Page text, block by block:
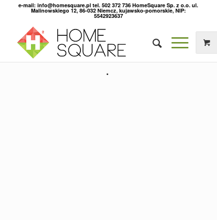
e-mail: info@homesquare.pl tel. 502 372 736 HomeSquare Sp. z o.o. ul.
Malinowskiego 12, 86-032 Niemcz, kujawsko-pomorskie, NIP:
5542923637